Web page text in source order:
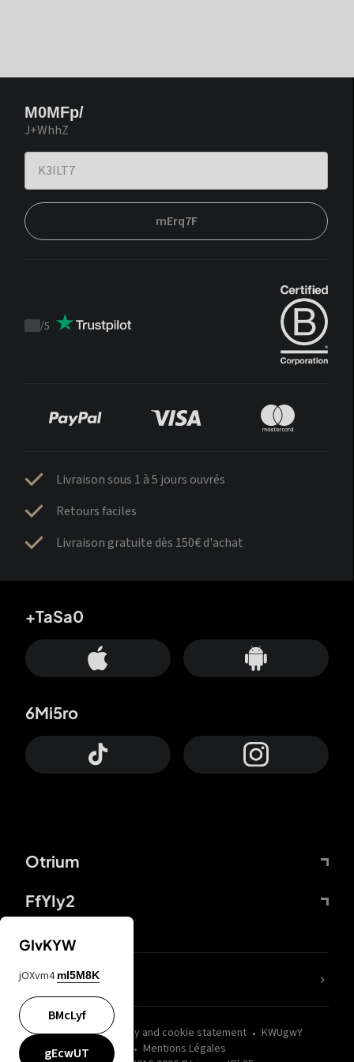
M0MFp/
J+WhhZ
mErq7F
Trustpilot
/5
Livraison sous 1 à 5 jours ouvrés
Retours faciles
Livraison gratuite dès 150€ d'achat
Otrium
FfYIy2
+TaSa0
6Mi5ro
wZQPfd Privacy and cookie statement
KWUgwY
Mentions Légales
nLC6tu
GIvKYW
jOXvm4 mI5M8K
BMcLyf
gEcwUT